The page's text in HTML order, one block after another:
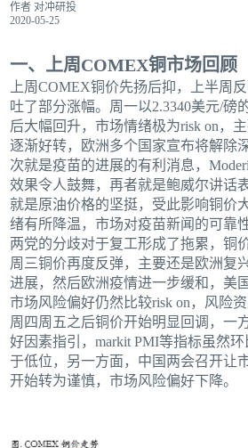
作者对冲研投
2020-05-25
一、上周COMEX铜市场回顾
上周COMEX铜价先扬后抑，上半周
吐了部分涨幅。周一以2.3340美元/磅
后大幅回升，市场情绪极为risk on，
逐渐好转，欧洲多个国家宣布将解除
次就是疫苗的进展的有利消息，
效果令人鼓舞，再者就是鲍威尔讲话
就是原油价格的坚挺，受此影响铜价
绪有所降温，市场对疫苗新闻的可靠
两党的分歧对于复工形成了拖累，铜
周三铜价再度反弹，主要还是欧洲复
进展，然后欧洲疫情进一步缓和，美
市场风险偏好仍然比较risk on，风险
周四周五之后铜价开始明显回调，一
好因素指引，markit PMI等指标虽然
于低位，另一方面，中国两会召开让
开始转为谨慎，市场风险偏好下降。